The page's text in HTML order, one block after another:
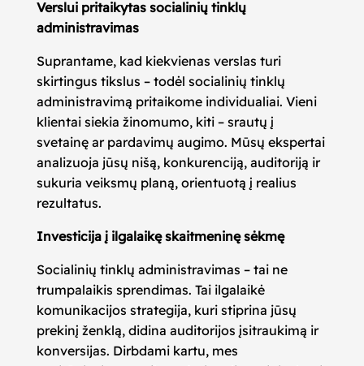
Verslui pritaikytas socialinių tinklų
administravimas
Suprantame, kad kiekvienas verslas turi
skirtingus tikslus – todėl socialinių tinklų
administravimą pritaikome individualiai. Vieni
klientai siekia žinomumo, kiti – srautų į
svetainę ar pardavimų augimo. Mūsų ekspertai
analizuoja jūsų nišą, konkurenciją, auditoriją ir
sukuria veiksmų planą, orientuotą į realius
rezultatus.
Investicija į ilgalaikę skaitmeninę sėkmę
Socialinių tinklų administravimas – tai ne
trumpalaikis sprendimas. Tai ilgalaikė
komunikacijos strategija, kuri stiprina jūsų
prekinį ženklą, didina auditorijos įsitraukimą ir
konversijas. Dirbdami kartu, mes